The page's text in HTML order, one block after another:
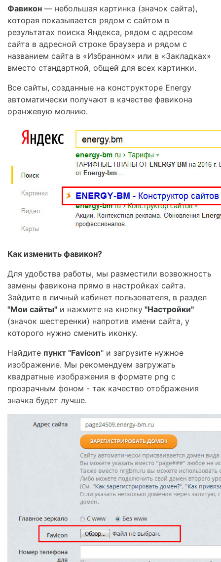
Фавикон — небольшая картинка (значок сайта),
которая показывается рядом с сайтом в
результатах поиска Яндекса, рядом с адресом
сайта в адресной строке браузера и рядом с
названием сайта в «Избранном» или в «Закладках»
вместо стандартной, общей для всех картинки.
Все сайты, созданные на конструкторе Energy
автоматически получают в качестве фавикона
оранжевую молнию.
Как изменить фавикон?
Для удобства работы, мы разместили возвожность
замены фавикона прямо в настройках сайта.
Зайдите в личный кабинет пользователя, в раздел
"Мои сайты" и нажмите на кнопку "Настройки"
(значок шестеренки) напротив имени сайта, у
которого нужно сменить иконку.
Найдите пункт "Favicon" и загрузите нужное
изображение. Мы рекомендуем загружать
квадратные изображения в формате png с
прозрачным фоном - так качество отображения
значка будет лучше.